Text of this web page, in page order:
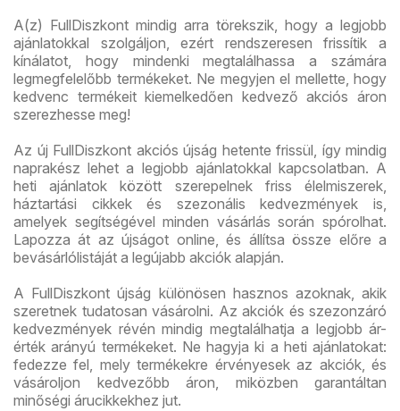
A(z) FullDiszkont mindig arra törekszik, hogy a legjobb
ajánlatokkal szolgáljon, ezért rendszeresen frissítik a
kínálatot, hogy mindenki megtalálhassa a számára
legmegfelelőbb termékeket. Ne megyjen el mellette, hogy
kedvenc termékeit kiemelkedően kedvező akciós áron
szerezhesse meg!
Az új FullDiszkont akciós újság hetente frissül, így mindig
naprakész lehet a legjobb ajánlatokkal kapcsolatban. A
heti ajánlatok között szerepelnek friss élelmiszerek,
háztartási cikkek és szezonális kedvezmények is,
amelyek segítségével minden vásárlás során spórolhat.
Lapozza át az újságot online, és állítsa össze előre a
bevásárlólistáját a legújabb akciók alapján.
A FullDiszkont újság különösen hasznos azoknak, akik
szeretnek tudatosan vásárolni. Az akciók és szezonzáró
kedvezmények révén mindig megtalálhatja a legjobb ár-
érték arányú termékeket. Ne hagyja ki a heti ajánlatokat:
fedezze fel, mely termékekre érvényesek az akciók, és
vásároljon kedvezőbb áron, miközben garantáltan
minőségi árucikkekhez jut.